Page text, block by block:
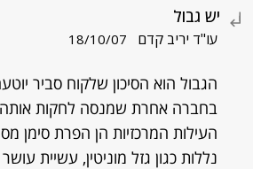
יש גבול
עו"ד יריב קדם 18/10/07
הגבול הוא הסיכון שלקוח סביר
בחברה אחרת שמנסה לחקות
העילות המרכזיות הן הפרת סימן
נללות כגון גזל מוניטין, עשיית